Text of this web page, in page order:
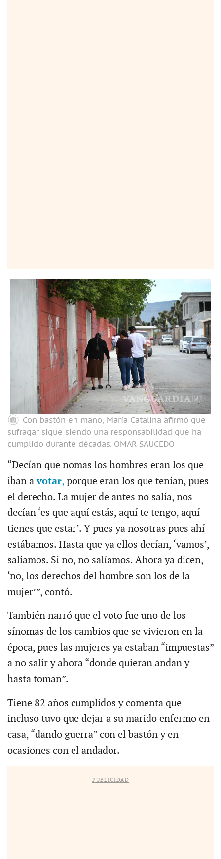
Con bastón en mano, María Catalina afirmó que
sufragar sigue siendo una responsabilidad que ha
cumplido durante décadas. OMAR SAUCEDO
“Decían que nomas los hombres eran los que
iban a votar,porque eran los que tenían, pues
el derecho. La mujer de antes no salía, nos
decían ‘es que aquí estás, aquí te tengo, aquí
tienes que estar’. Y pues ya nosotras pues ahí
estábamos. Hasta que ya ellos decían, ‘vamos’,
salíamos. Si no, no salíamos. Ahora ya dicen,
‘no, los derechos del hombre son los de la
mujer’”, contó.
También narró que el voto fue uno de los
sínomas de los cambios que se vivieron en la
época, pues las mujeres ya estaban “impuestas”
a no salir y ahora “donde quieran andan y
hasta toman”.
Tiene 82 años cumplidos y comenta que
incluso tuvo que dejar a su marido enfermo en
casa, “dando guerra” con el bastón y en
ocasiones con el andador.
PUBLICIDAD